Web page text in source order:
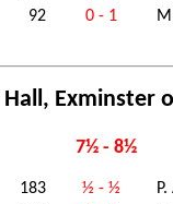
92 0 - 1
Exminster
7½ - 8½
183 ½ - ½